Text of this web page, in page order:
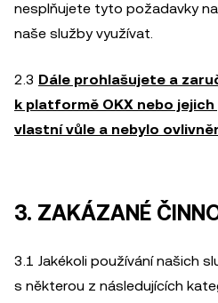
nesplňujete tyto požadavky
naše služby využívat.
2.3 Dále prohlašujete a
k platformě OKX nebo
vlastní vůle a nebylo
3. ZAKÁZANÉ
3.1 Jakékoli používání našich
s některou z následujících